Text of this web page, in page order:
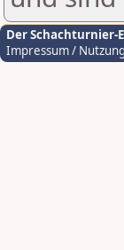
Der Schachturnier-
Impressum /